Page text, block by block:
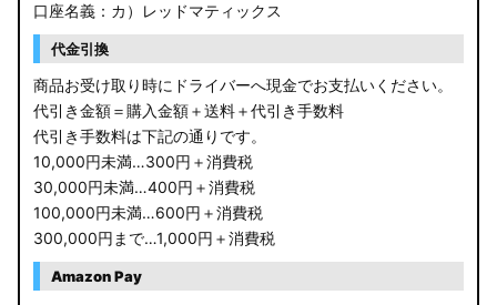
口座名義：カ）レッドマティックス
代金引換
商品お受け取り時にドライバーへ現金でお支払いください。
代引き金額＝購入金額＋送料＋代引き手数料
代引き手数料は下記の通りです。
10,000円未満…300円＋消費税
30,000円未満…400円＋消費税
100,000円未満…600円＋消費税
300,000円まで…1,000円＋消費税
Amazon Pay